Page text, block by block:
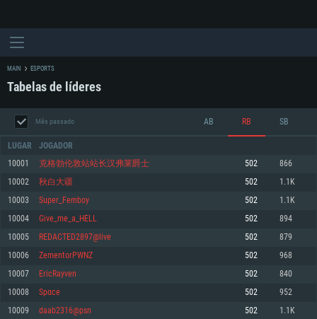
REQUERIMENTOS DE SISTEMA
Mínimo
Sistema Operativo: Windows 10 (64 bit)
Processador: Dual-Core 2.2 GHz
Mínimo
Sistema Operativo: Mac OS Big Sur 11.0 ou versão mais recente
Processador: Core i5 2.2GHz mínimo (Intel Xeon não suportado)
Mínimo
Sistema Operativo: Distribuições mais modernas do Linux de 64bit
Processador: Dual-Core 2.4 GHz
MAIN ESPORTS
Tabelas de líderes
Mês passado AB RB SB
LUGAR JOGADOR
10001 克格勃伦敦站站长汉弗莱爵士 502 866
10002 秋白大疆 502 1.1K
10003 Super_Femboy 502 1.1K
10004 Give_me_a_HELL 502 894
10005 REDACTED2897@live 502 879
10006 ZementorPWNZ 502 968
10007 EricRayven 502 840
10008 Spαce 502 952
10009 daab2316@psn 502 1.1K